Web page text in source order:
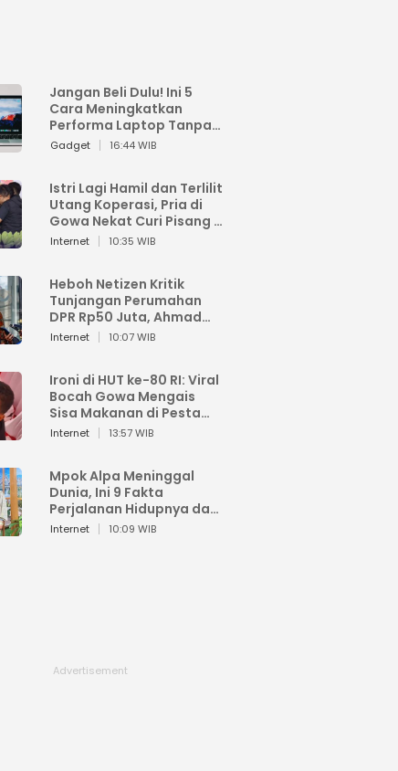
Jangan Beli Dulu! Ini 5
Cara Meningkatkan
Performa Laptop Tanpa
Harus Beli Baru
Gadget 16:44 WIB
Istri Lagi Hamil dan Terlilit
Utang Koperasi, Pria di
Gowa Nekat Curi Pisang 4
Tandan Milik Tetangga,
Internet 10:35 WIB
Heboh Netizen Kritik
Tunjangan Perumahan
DPR Rp50 Juta, Ahmad
Sahroni: Enggak Senang
Internet 10:07 WIB
Ironi di HUT ke-80 RI: Viral
Bocah Gowa Mengais
Sisa Makanan di Pesta
Kemerdekaan
Internet 13:57 WIB
Mpok Alpa Meninggal
Dunia, Ini 9 Fakta
Perjalanan Hidupnya dari
Viral hingga Puncak
Internet 10:09 WIB